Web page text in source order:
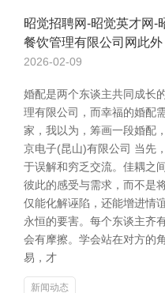
昭觉招聘网-昭觉英才网-
餐饮管理有限公司网此外
2026-02-09
婚配是两个东谈主共同成长
理有限公司，而幸福的婚配
家，我以为，筹画一段婚配
京电子(昆山)有限公司 当先
于误解和穷乏交流。佳耦之
彼此的感受与需求，而不是
仅能化解诬陷，还能增进情
永恒的要害。每个东谈主齐
会有摩擦。学会站在对方的
易，才
新闻动态